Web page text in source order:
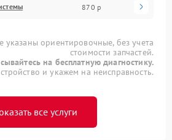
870 р
указаны ориентировочные, без учета
стоимости запчастей.
на бесплатную диагностику.
и укажем на неисправность.
все услуги